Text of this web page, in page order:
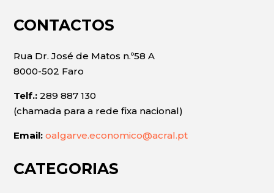
CONTACTOS
Rua Dr. José de Matos n.º58 A
8000-502 Faro
Telf.: 289 887 130
(chamada para a rede fixa nacional)
Email: oalgarve.economico@acral.pt
CATEGORIAS